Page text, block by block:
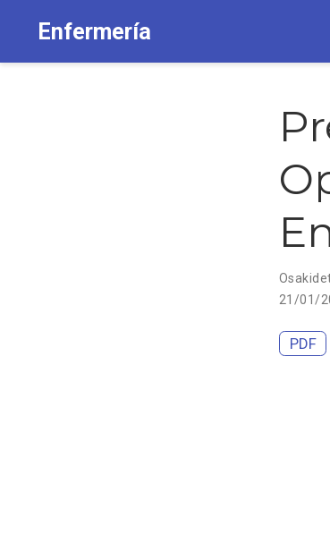
Enfermería
21/01/
PDF